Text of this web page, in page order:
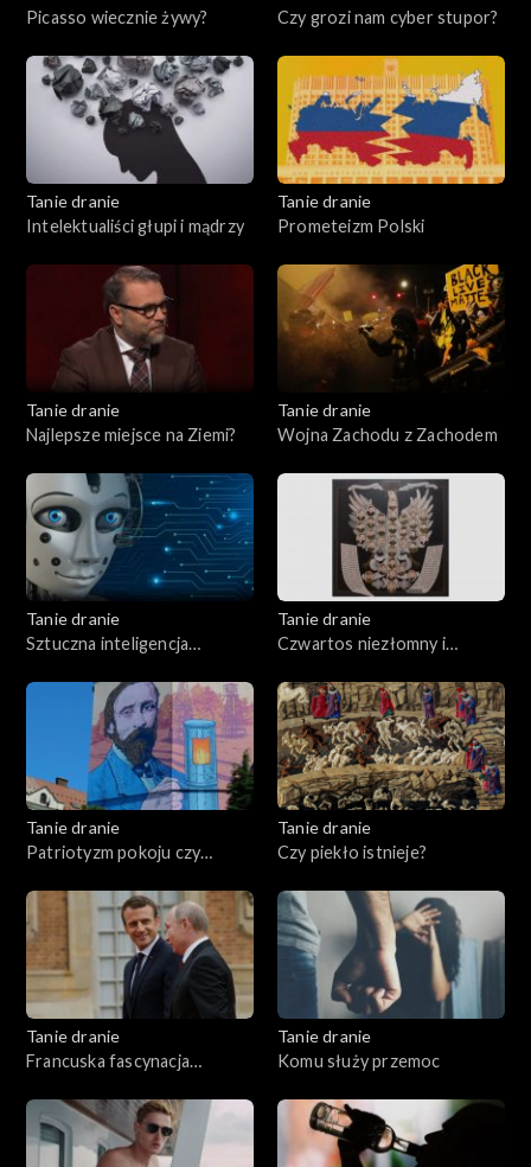
Picasso wiecznie żywy?
Czy grozi nam cyber stupor?
Tanie dranie
Intelektualiści głupi i mądrzy
Tanie dranie
Prometeizm Polski
Tanie dranie
Najlepsze miejsce na Ziemi?
Tanie dranie
Wojna Zachodu z Zachodem
Tanie dranie
Sztuczna inteligencja
Tanie dranie
Czwartos niezłomny i
Tanie dranie
Patriotyzm pokoju czy
Tanie dranie
Czy piekło istnieje?
Tanie dranie
Francuska fascynacja
Tanie dranie
Komu służy przemoc